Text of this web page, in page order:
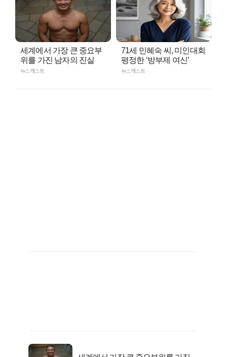
세계에서 가장 큰 중요부
위를 가진 남자의 진실
뉴스캐스트
71세 민혜숙 씨, 미인대회
평정한 ‘방부제 여신’
뉴스캐스트